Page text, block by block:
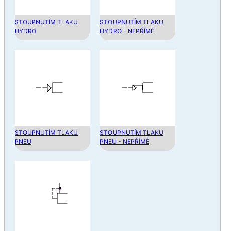
STOUPNUTÍM TLAKU
HYDRO
STOUPNUTÍM TLAKU
HYDRO - NEPŘÍMÉ
STOUPNUTÍM TLAKU
PNEU
STOUPNUTÍM TLAKU
PNEU - NEPŘÍMÉ